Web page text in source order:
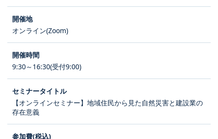
オンライン(Zoom)
9:30～16:30(受付9:00)
【オンラインセミナー】地域住民から見た自然災害と建設業の
存在意義